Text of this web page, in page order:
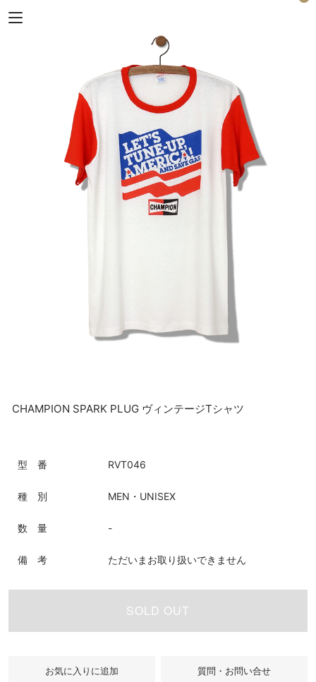
Horizon Blue
CHAMPION SPARK PLUG ヴィンテージTシャツ
型 番 RVT046
種 別 MEN・UNISEX
数 量 -
備 考 ただいまお取り扱いできません
質問・お問い合せ